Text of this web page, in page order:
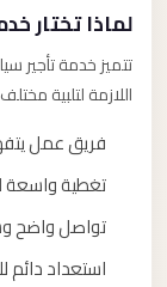
لماذا تختار
تتميز خدمة تأجير
اللازمة لتلبية مختلف
فريق عمل
تغطية واسعة
تواصل واضح
استعداد دائم